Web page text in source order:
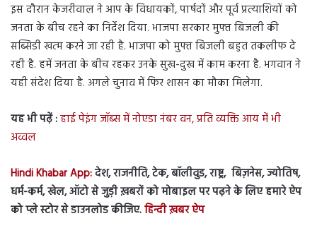
इस दौरान केजरीवाल ने आप के विधायकों, पार्षदों और पूर्व प्रत्याशियों को
जनता के बीच रहने का निर्देश दिया. भाजपा सरकार मुफ्त बिजली की
सब्सिडी खत्म करने जा रही है. भाजपा को मुफ्त बिजली बहुत तकलीफ दे
रही है. हमें जनता के बीच रहकर उनके सुख-दुख में काम करना है. भगवान ने
यही संदेश दिया है. अगले चुनाव में फिर शासन का मौका मिलेगा.
यह भी पढ़ें :हाई पेइंग जॉब्स में नोएडा नंबर वन, प्रति व्यक्ति आय में भी
अव्वल
Hindi Khabar App:देश, राजनीति, टेक, बॉलीवुड, राष्ट्र, बिज़नेस, ज्योतिष,
धर्म-कर्म, खेल, ऑटो से जुड़ी ख़बरों को मोबाइल पर पढ़ने के लिए हमारे ऐप
को प्ले स्टोर से डाउनलोड कीजिए.हिन्दी ख़बर ऐप